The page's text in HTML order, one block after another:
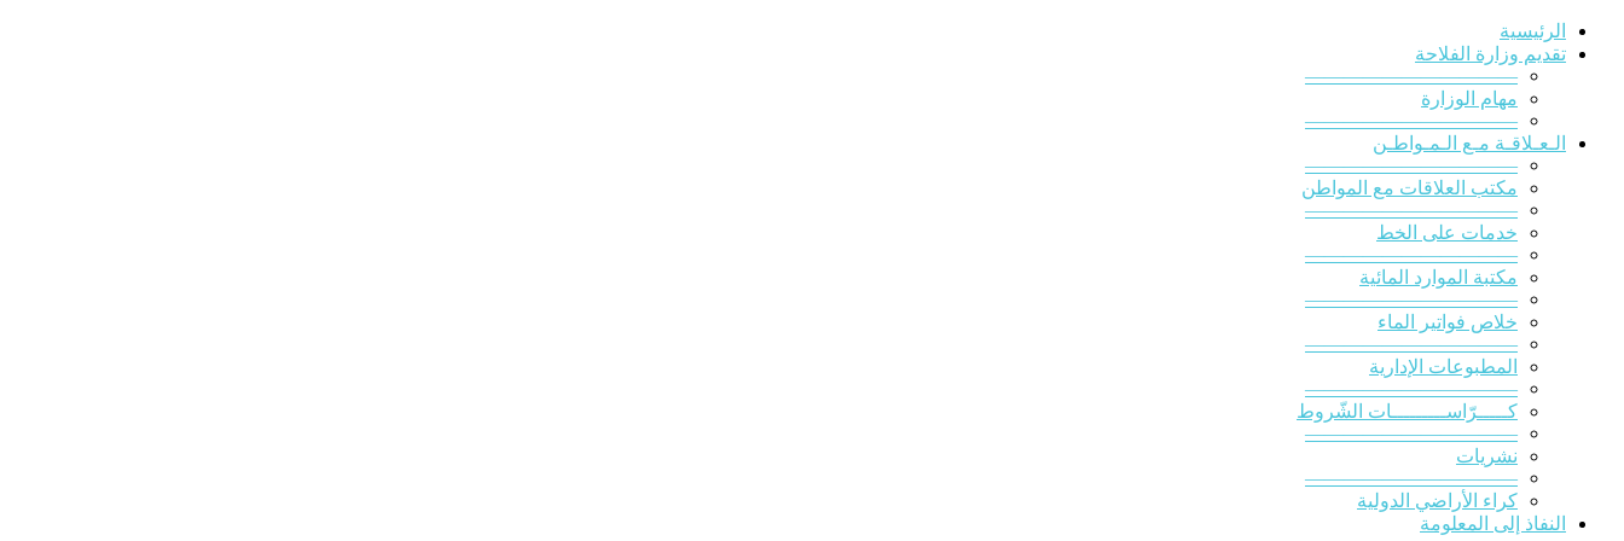
الرئيسية
تقديم وزارة الفلاحة
———————————
مهام الوزارة
———————————
الـعـلاقـة مـع الـمـواطـن
———————————
مكتب العلاقات مع المواطن
———————————
خدمات على الخط
———————————
مكتبة الموارد المائية
———————————
خلاص فواتير الماء
———————————
المطبوعات الإدارية
———————————
كـــــرّاســـــــــات الشّروط
———————————
نشريات
———————————
كراء الأراضي الدولية
النفاذ إلى المعلومة